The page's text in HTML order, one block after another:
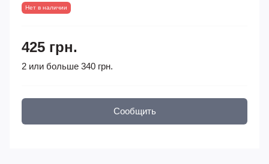
Нет в наличии
425 грн.
2 или больше 340 грн.
Сообщить